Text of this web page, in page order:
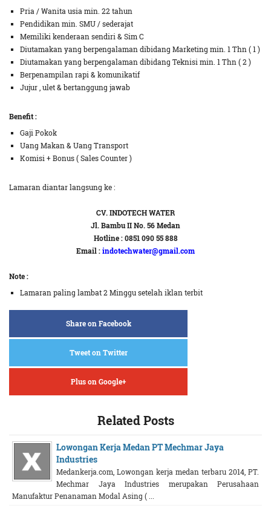
Pria / Wanita usia min. 22 tahun
Pendidikan min. SMU / sederajat
Memiliki kenderaan sendiri & Sim C
Diutamakan yang berpengalaman dibidang Marketing min. 1 Thn ( 1 )
Diutamakan yang berpengalaman dibidang Teknisi min. 1 Thn ( 2 )
Berpenampilan rapi & komunikatif
Jujur , ulet & bertanggung jawab
Benefit :
Gaji Pokok
Uang Makan & Uang Transport
Komisi + Bonus ( Sales Counter )
Lamaran diantar langsung ke :
CV. INDOTECH WATER
Jl. Bambu II No. 56 Medan
Hotline : 0851 090 55 888
Email :indotechwater@gmail.com
Note :
Lamaran paling lambat 2 Minggu setelah iklan terbit
Share on Facebook
Tweet on Twitter
Plus on Google+
Related Posts
Lowongan Kerja Medan PT Mechmar Jaya
Industries
Medankerja.com, Lowongan kerja medan terbaru 2014, PT.
Mechmar Jaya Industries merupakan Perusahaan
Manufaktur Penanaman Modal Asing ( ...